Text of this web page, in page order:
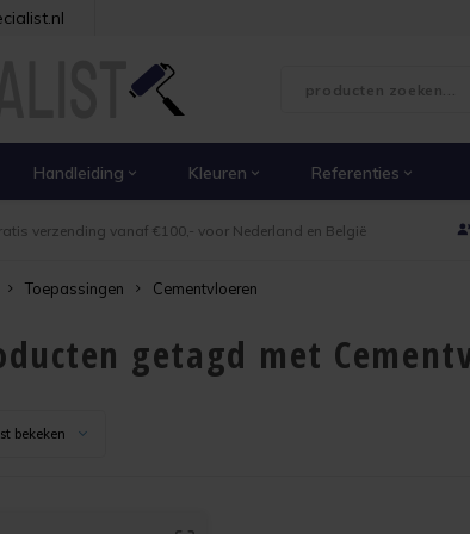
Handleiding Kleuren Referenties
verzending vanaf €100,- voor Nederland en België
Toepassingen Cementvloeren
getagd met
bekeken